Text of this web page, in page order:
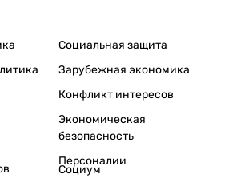
Социальная защита
Зарубежная экономика
Конфликт интересов
Экономическая
безопасность
Персоналии
Социум